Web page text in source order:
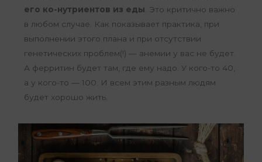
его ко-нутриентов из еды . Это критично важно
в любом случае. Как показывает практика, при
выполнении этого плана и при отсутствии
генетических проблем(!) — анемии у вас не будет.
А ферритин будет там, где ему надо. У кого-то 40,
а у кого-то — 100. И всем этим разным людям
будет хорошо жить.